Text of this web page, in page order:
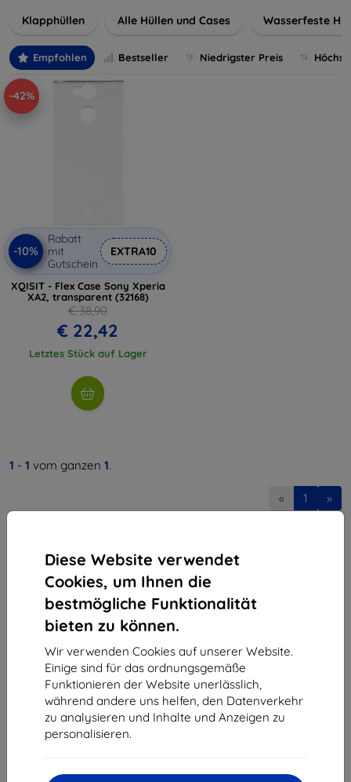
Diese Website verwendet
Cookies, um Ihnen die
bestmögliche Funktionalität
bieten zu können.
Wir verwenden Cookies auf unserer Website.
Einige sind für das ordnungsgemäße
Funktionieren der Website unerlässlich,
während andere uns helfen, den Datenverkehr
zu analysieren und Inhalte und Anzeigen zu
personalisieren.
Klapphüllen Alle Hüllen und Cases Wasserfeste
Empfohlen Bestseller Niedrigster Preis
-42%
-10%
Rabatt
mit
Gutschein
EXTRA10
XQISIT - Flex Case Sony Xperia
XA2, transparent (32168)
€ 38,90
€ 22,42
Letztes Stück auf Lager
1 - 1 vom ganzen 1.
« 1 »
Shield-Sk s.r.o.
Ulica Rudolfa Mocka 3750/2A
841 04 Bratislava
Unternehmens-ID:46701494
USt-IdNr.:SK2023549671